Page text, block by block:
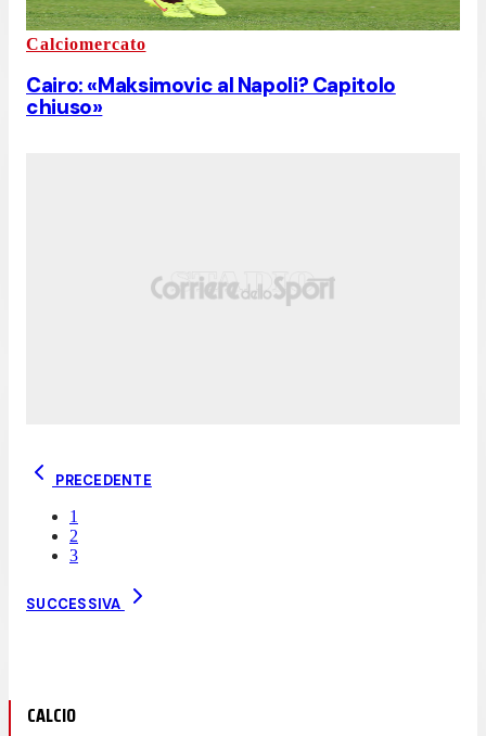
Calciomercato
Cairo: «Maksimovic al Napoli? Capitolo
chiuso»
PRECEDENTE
1
2
3
SUCCESSIVA
CALCIO